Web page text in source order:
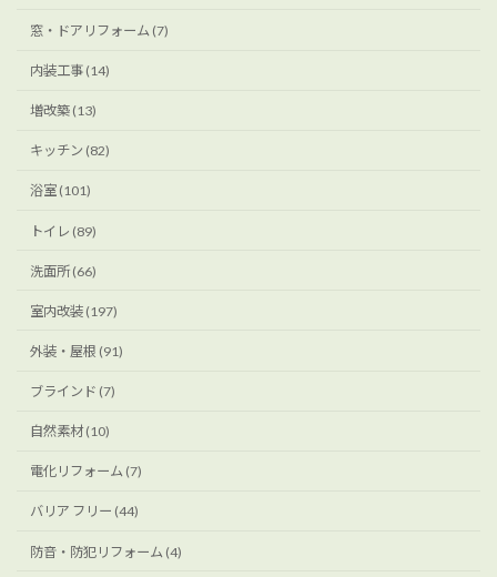
窓・ドアリフォーム (7)
内装工事 (14)
増改築 (13)
キッチン (82)
浴室 (101)
トイレ (89)
洗面所 (66)
室内改装 (197)
外装・屋根 (91)
ブラインド (7)
自然素材 (10)
電化リフォーム (7)
バリア フリー (44)
防音・防犯リフォーム (4)